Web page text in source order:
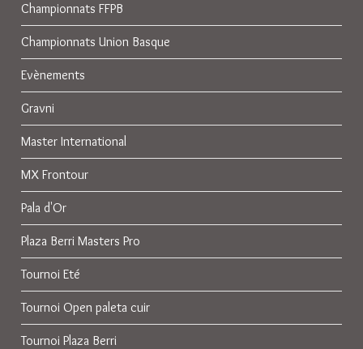
Championnats FFPB
Championnats Union Basque
Evènements
Gravni
Master International
MX Frontour
Pala d'Or
Plaza Berri Masters Pro
Tournoi Eté
Tournoi Open paleta cuir
Tournoi Plaza Berri